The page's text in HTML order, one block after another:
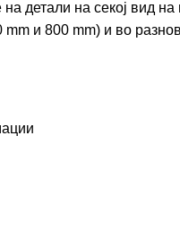
детали на секој вид
и 800 mm) и во